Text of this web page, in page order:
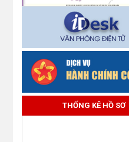
THỐNG KÊ HỒ SƠ